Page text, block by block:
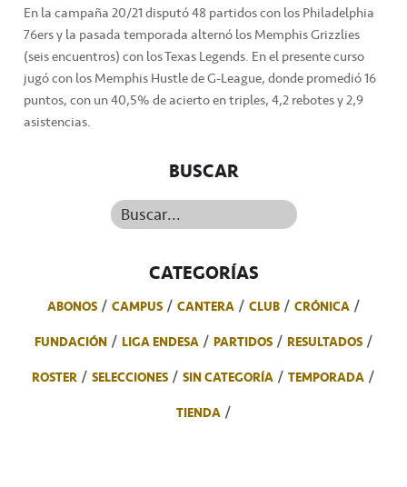
En la campaña 20/21 disputó 48 partidos con los Philadelphia
76ers y la pasada temporada alternó los Memphis Grizzlies
(seis encuentros) con los Texas Legends. En el presente curso
jugó con los Memphis Hustle de G-League, donde promedió 16
puntos, con un 40,5% de acierto en triples, 4,2 rebotes y 2,9
asistencias.
BUSCAR
Buscar...
CATEGORÍAS
ABONOS CAMPUS CANTERA CLUB
CRÓNICA
FUNDACIÓN
LIGA ENDESA PARTIDOS
RESULTADOS
ROSTER
SELECCIONES SIN CATEGORÍA
TEMPORADA
TIENDA